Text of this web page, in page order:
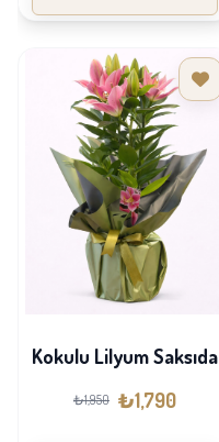
Kokulu Lilyum Saksıda
₺1,950 ₺1,790